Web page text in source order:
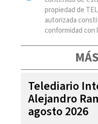
propiedad de
autorizada
conformidad con
Telediario
Alejandro
agosto 2026